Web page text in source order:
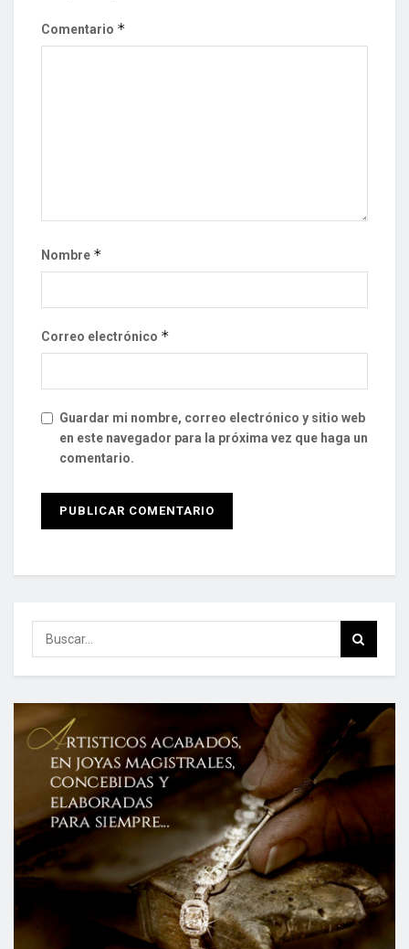
Comentario *
Nombre *
Correo electrónico *
Guardar mi nombre, correo electrónico y sitio web
en este navegador para la próxima vez que haga un
comentario.